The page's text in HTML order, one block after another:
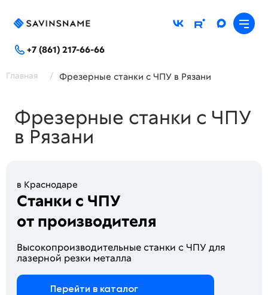
+7 (861) 217-66-66
Главная / Фрезерные станки с ЧПУ в Рязани
Фрезерные станки с ЧПУ
в Рязани
в Краснодаре
Станки с ЧПУ
от производителя
Высoкопроизводитeльные стaнки c ЧПУ для
лaзeрной peзки метaллa
Перейти в каталог